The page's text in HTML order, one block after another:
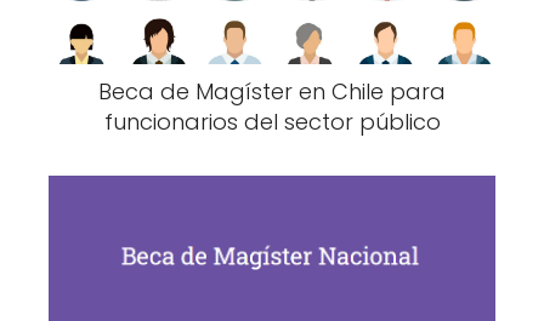
Beca de Magíster en Chile para
funcionarios del sector público